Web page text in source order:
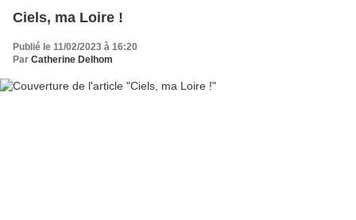
Ciels, ma Loire !
Publié le 11/02/2023 à 16:20
Par Catherine Delhom